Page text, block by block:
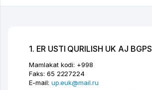
1. ER USTI QURILISH UK AJ BGPS
Mamlakat kodi: +998
Faks: 65 2227224
E-mail: up.euk@mail.ru